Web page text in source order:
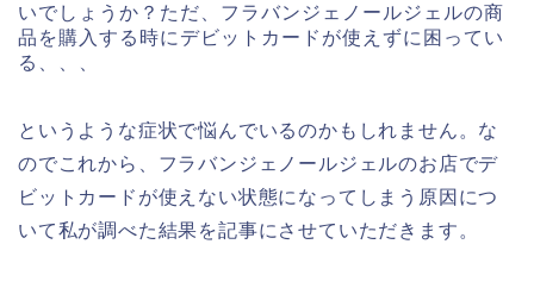
いでしょうか？ただ、フラバンジェノールジェルの商
品を購入する時にデビットカードが使えずに困ってい
る、、、
というような症状で悩んでいるのかもしれません。な
のでこれから、フラバンジェノールジェルのお店でデ
ビットカードが使えない状態になってしまう原因につ
いて私が調べた結果を記事にさせていただきます。